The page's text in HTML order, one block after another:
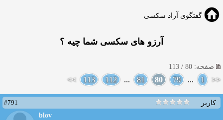
گفتگوی آزاد سکسی
آرزو های سکسی شما چیه ؟
صفحه: 80 / 113
<<
1
...
79
80
81
...
112
113
>>
کاربر
#791
blov